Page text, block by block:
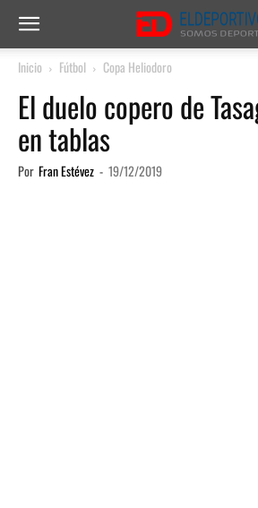
Inicio Fútbol Copa Heliodoro
El duelo copero de
en tablas
Por Fran Estévez - 19/12/2019